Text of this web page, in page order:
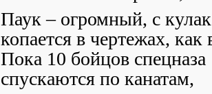
Паук – огромный, с
копается в чертежах,
Пока 10 бойцов спецназа
спускаются по канатам,